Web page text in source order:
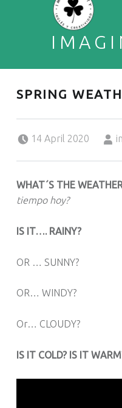
SPRING
14 April 2020
WHAT´S THE
tiempo hoy?
IS IT…. RAINY?
OR … SUNNY?
OR… WINDY?
Or… CLOUDY?
IS IT COLD? IS IT